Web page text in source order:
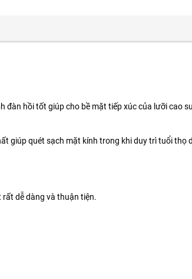
hồi tốt giúp cho bề mặt tiếp xúc của lưỡi cao
giúp quét sạch mặt kính trong khi duy trì tuổi thọ
dễ dàng và thuận tiện.